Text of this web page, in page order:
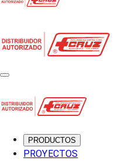
PRODUCTOS
PROYECTOS